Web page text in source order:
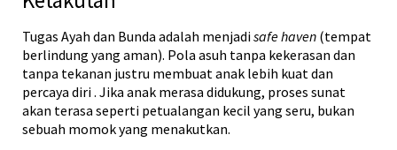
Tugas Ayah dan Bunda adalah menjadisafe haven (tempat
berlindung yang aman). Pola asuh tanpa kekerasan dan
tanpa tekanan justru membuat anak lebih kuat dan
percaya diri. Jika anak merasa didukung, proses sunat
akan terasa seperti petualangan kecil yang seru, bukan
sebuah momok yang menakutkan.